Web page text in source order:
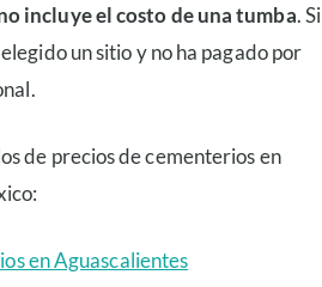
incluye el costo de una tumba. Si
un sitio y no ha pagado por
de precios de cementerios en
en Aguascalientes